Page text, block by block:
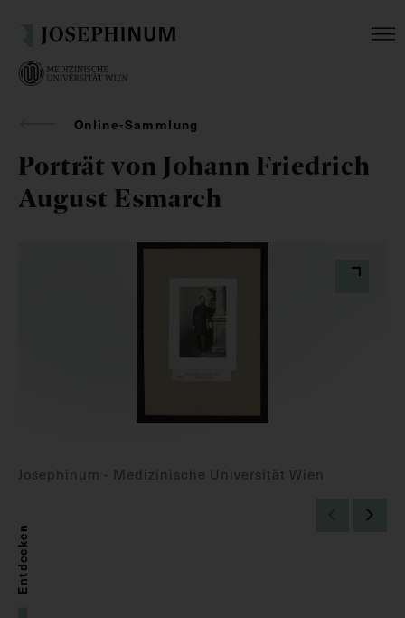
Online-Sammlung
Porträt von Johann Friedrich
August Esmarch
Josephinum - Medizinische Universität Wien
Entdecken